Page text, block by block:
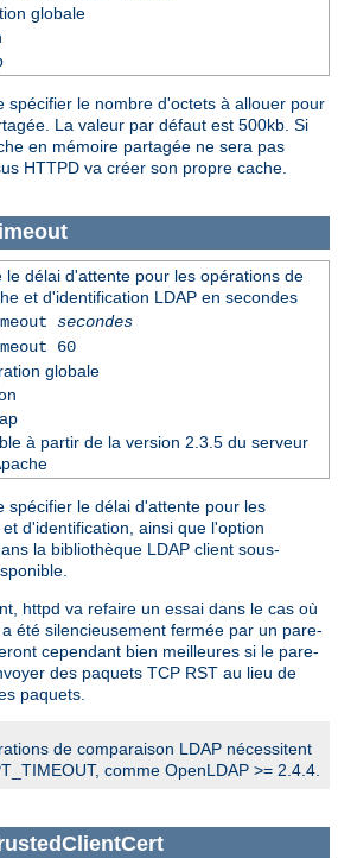
globale
spécifier le nombre d'octets à allouer pour
La valeur par défaut est 500kb. Si
en mémoire partagée ne sera pas
HTTPD va créer son propre cache.
le délai d'attente pour les opérations de
et d'identification LDAP en secondes
secondes
60
globale
à partir de la version 2.3.5 du serveur
spécifier le délai d'attente pour les
d'identification, ainsi que l'option
la bibliothèque LDAP client sous-
httpd va refaire un essai dans le cas où
été silencieusement fermée par un pare-
cependant bien meilleures si le pare-
des paquets TCP RST au lieu de
paquets.
de comparaison LDAP nécessitent
comme OpenLDAP >= 2.4.4.